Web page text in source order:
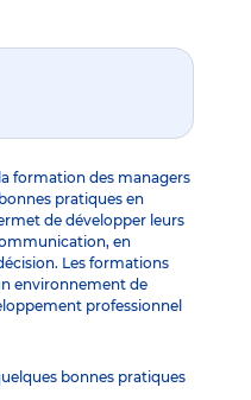
formation des managers
pratiques en
de développer leurs
en
Les formations
environnement de
professionnel
bonnes pratiques